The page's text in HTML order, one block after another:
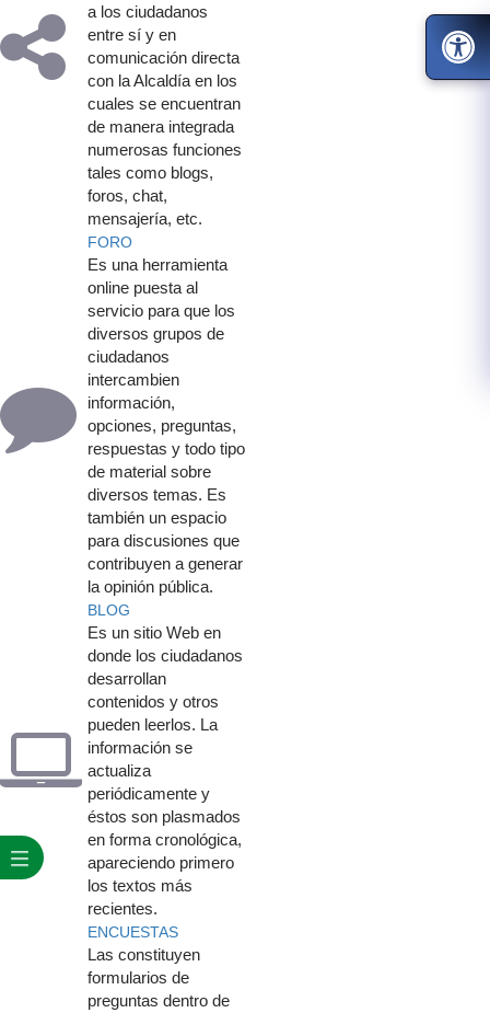
a los ciudadanos
entre sí y en
comunicación directa
con la Alcaldía en los
cuales se encuentran
de manera integrada
numerosas funciones
tales como blogs,
foros, chat,
mensajería, etc.
FORO
Es una herramienta
online puesta al
servic​io para que los
diversos grupos de
ciudadanos
intercambien
información,
opciones, preguntas,
respuestas y todo tipo
de material sobre
diversos temas. Es
también un espacio
para discusiones que
contribuyen a generar
la opinión pública.
BLO​G​​
​Es un sitio Web en
donde los ciudadanos
desarrollan
contenidos y otros
pueden leerlos. La
información se
actualiza
periódicamente y
éstos son plasmados
en forma cronológica,
apareciendo primero
los textos más
recientes.
ENCU​ESTAS
Las constituyen
formularios de
preguntas dentro de